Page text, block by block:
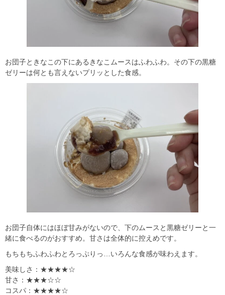
お団子ときなこの下にあるきなこムースはふわふわ。その下の黒糖
ゼリーは何とも言えないプリッとした食感。
お団子自体にはほぼ甘みがないので、下のムースと黒糖ゼリーと一
緒に食べるのがおすすめ。甘さは全体的に控えめです。
もちもちふわふわとろっぷりっ…いろんな食感が味わえます。
美味しさ：★★★★☆
甘さ：★★★☆☆
コスパ：★★★★☆